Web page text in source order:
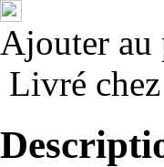
Ajouter au
Livré